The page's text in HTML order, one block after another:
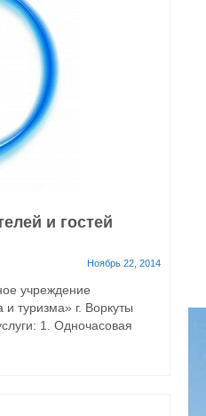
и гостей
Ноябрь 22, 2014
учреждение
туризма» г. Воркуты
1. Одночасовая